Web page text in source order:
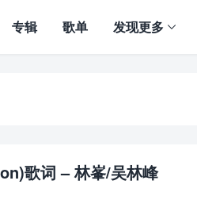
专辑 歌单 发现更多
歌词 – 林峯/吴林峰